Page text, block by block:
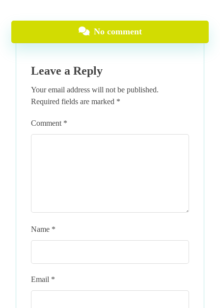
No comment
Leave a Reply
Your email address will not be published.
Required fields are marked *
Comment *
Name *
Email *